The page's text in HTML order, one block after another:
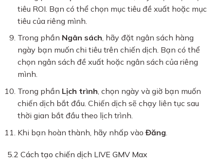
tiêu ROI. Bạn có thể chọn mục tiêu đề xuất hoặc mục
tiêu của riêng mình.
Trong phần Ngân sách, hãy đặt ngân sách hàng
ngày bạn muốn chi tiêu trên chiến dịch. Bạn có thể
chọn ngân sách đề xuất hoặc ngân sách của riêng
mình.
Trong phần Lịch trình , chọn ngày và giờ bạn muốn
chiến dịch bắt đầu. Chiến dịch sẽ chạy liên tục sau
thời gian bắt đầu theo lịch trình.
Khi bạn hoàn thành, hãy nhấp vào Đăng
5.2 Cách tạo chiến dịch LIVE GMV Max